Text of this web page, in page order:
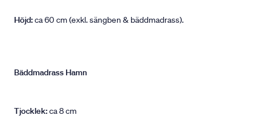
Höjd:ca 60 cm (exkl. sängben & bäddmadrass).
Bäddmadrass Hamn
Tjocklek:ca 8 cm